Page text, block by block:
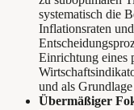
systematisch die
Inflationsraten
Einrichtung eines
und als
Übermäßiger